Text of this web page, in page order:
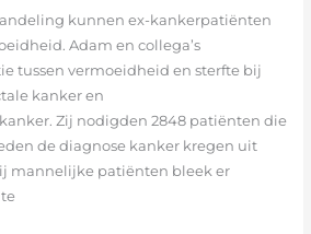
kunnen ex-kankerpatiënten
Adam en collega’s
tussen vermoeidheid en sterfte bij
kanker en
Zij nodigden 2848 patiënten die
de diagnose kanker kregen uit
mannelijke patiënten bleek er